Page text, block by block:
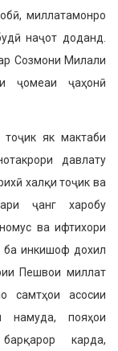
миллатамонро
наҷот доданд.
Созмони Милали
ҷомеаи ҷаҳонӣ
як мактаби
давлату
халқи тоҷик ва
ҷанг харобу
ва ифтихори
ба инкишоф дохил
Пешвои миллат
самтҳои асосии
намуда, пояҳои
карда,